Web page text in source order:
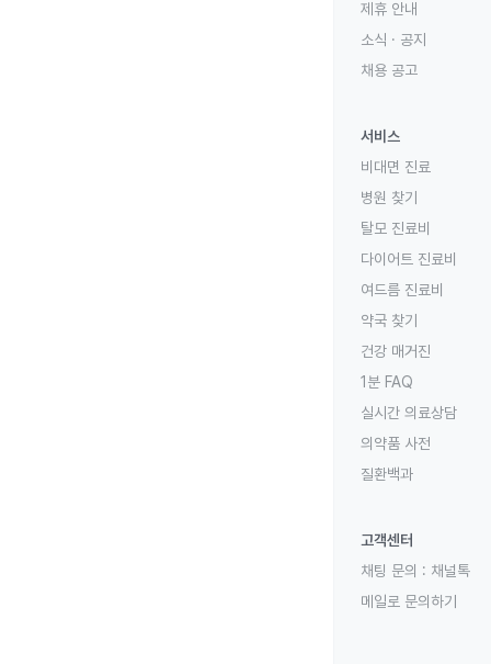
제휴 안내
소식 · 공지
채용 공고
서비스
비대면 진료
병원 찾기
탈모 진료비
다이어트 진료비
여드름 진료비
약국 찾기
건강 매거진
1분 FAQ
실시간 의료상담
의약품 사전
질환백과
고객센터
채팅 문의 : 채널톡
메일로 문의하기